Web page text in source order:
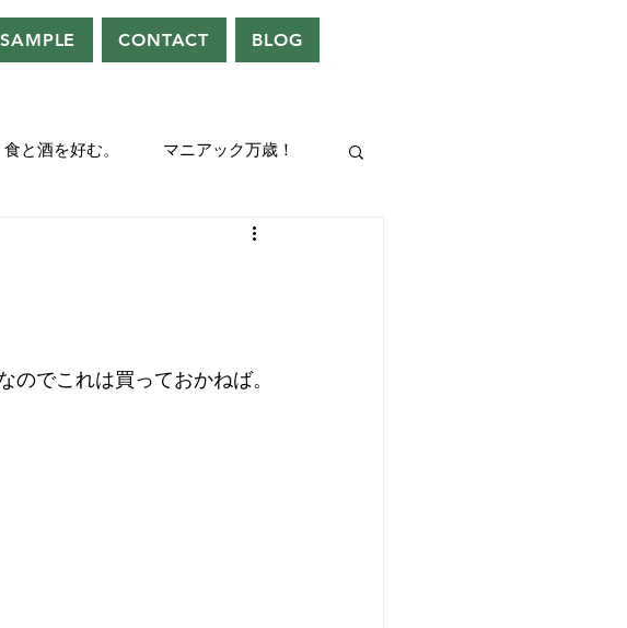
CONTACT BLOG
と酒を好む。 マニアック万歳！
のでこれは買っておかねば。